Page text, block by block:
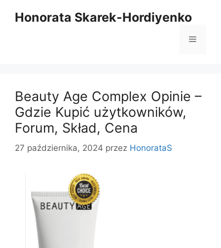
Honorata Skarek-Hordiyenko
Menu
Beauty Age Сomplex Opinie –
Gdzie Kupić użytkowników,
Forum, Skład, Cena
27 października, 2024 przez HonorataS